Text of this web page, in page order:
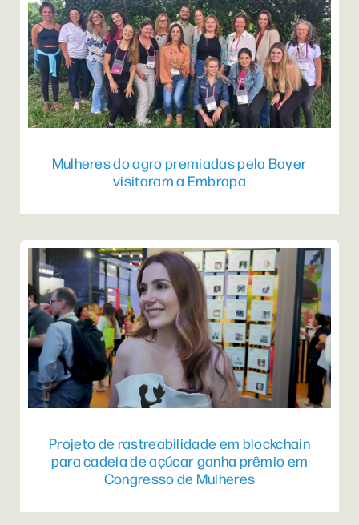
Mulheres do agro premiadas pela Bayer
visitaram a Embrapa
Projeto de rastreabilidade em blockchain
para cadeia de açúcar ganha prêmio em
Congresso de Mulheres